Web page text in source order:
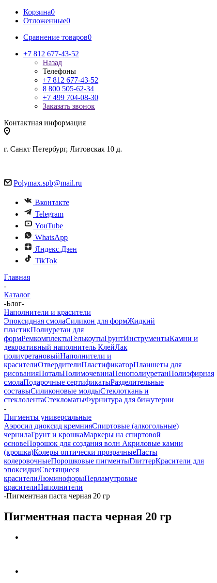
Корзина0
Отложенные0
Сравнение товаров0
+7 812 677-43-52
Назад
Телефоны
+7 812 677-43-52
8 800 505-62-34
+7 499 704-08-30
Заказать звонок
Контактная информация
г. Санкт Петербург, Литовская 10 д.
Polymax.spb@mail.ru
Вконтакте
Telegram
YouTube
WhatsApp
Яндекс.Дзен
TikTok
Главная
-
Каталог
-Блог-
Наполнители и красители
Эпоксидная смолаСиликон для формЖидкий
пластикПолиуретан для
формРемкомплектыГелькоутыГрунтИнструментыКамни и
декоративный наполнитель КлейЛак
полиуретановыйНаполнители и
красителиОтвердителиПластификаторПланшеты для
рисованияПотальПолимочевинаПенополиуретанПолиэфирная
смолаПодарочные сертификатыРазделительные
составыСиликоновые молдыСтеклоткань и
стеклолентаСтекломатыФурнитура для бижутерии
-
Пигменты универсальные
Аэросил диоксид кремнияСпиртовые (алкогольные)
чернилаГрунт и крошкаМаркеры на спиртовой
основеПорошок для создания волн Акриловые камни
(крошка)Колеры оптически прозрачныеПасты
колеровочныеПорошковые пигментыГлиттерКрасители для
эпоксидкиСветящиеся
красителиЛюминофорыПерламутровые
красителиНаполнители
-Пигментная паста черная 20 гр
Пигментная паста черная 20 гр